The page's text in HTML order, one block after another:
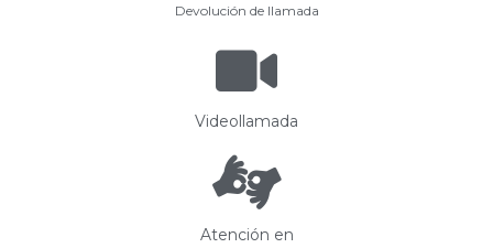
Devolución de llamada
Videollamada
Atención en